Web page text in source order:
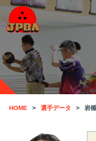
HOME 選手データ 岩